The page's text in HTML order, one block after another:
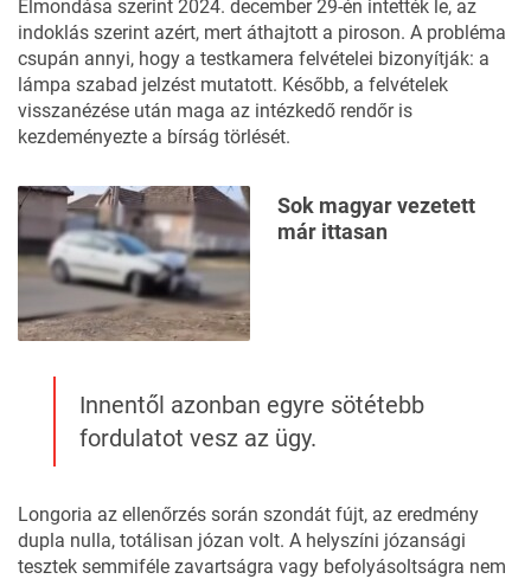
Elmondása szerint 2024. december 29-én intették le, az
indoklás szerint azért, mert áthajtott a piroson. A probléma
csupán annyi, hogy a testkamera felvételei bizonyítják: a
lámpa szabad jelzést mutatott. Később, a felvételek
visszanézése után maga az intézkedő rendőr is
kezdeményezte a bírság törlését.
Sok magyar vezetett
már ittasan
Innentől azonban egyre sötétebb
fordulatot vesz az ügy.
Longoria az ellenőrzés során szondát fújt, az eredmény
dupla nulla, totálisan józan volt. A helyszíni józansági
tesztek semmiféle zavartságra vagy befolyásoltságra nem